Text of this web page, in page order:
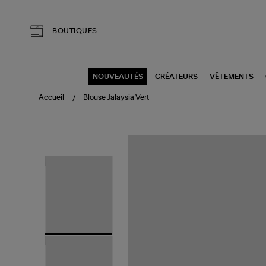
BOUTIQUES
NOUVEAUTÉS CRÉATEURS VÊTEMENTS
Accueil Blouse Jalaysia Vert